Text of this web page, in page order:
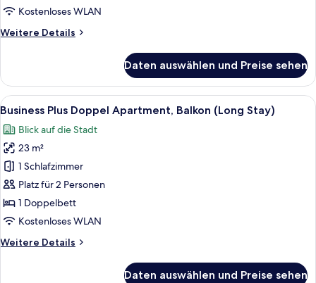
Kostenloses WLAN
Weitere Details
Weitere
Doppelzimmer
Daten auswählen und Preise sehen
Alle
Fotos
für
Business
Plus
Doppel
Apartment,
Balkon
Stay)
Ein ordentlich bezogenes Bett mit
8
Business Plus Doppel Apartment, Balkon (Long Stay)
Blick auf die Stadt
23 m²
1 Schlafzimmer
Platz für 2 Personen
1 Doppelbett
Kostenloses WLAN
Weitere Details
Weitere
Daten auswählen und Preise sehen